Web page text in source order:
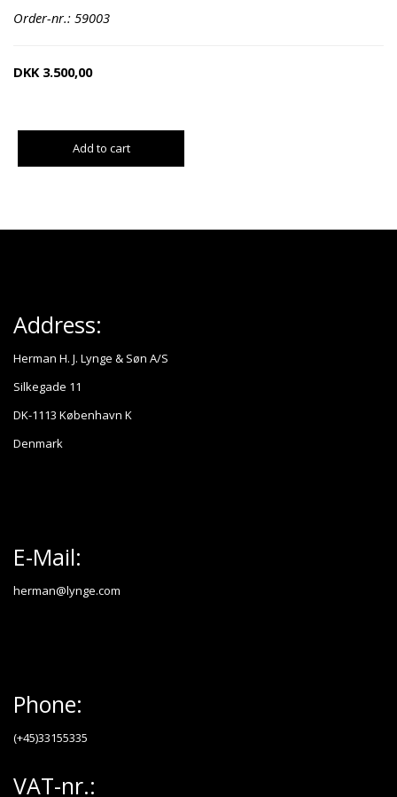
Order-nr.: 59003
DKK 3.500,00
Add to cart
Address:
Herman H. J. Lynge & Søn A/S
Silkegade 11
DK-1113 København K
Denmark
E-Mail:
herman@lynge.com
Phone:
(+45)33155335
VAT-nr.: